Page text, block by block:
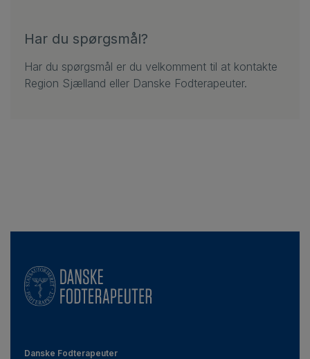
Har du spørgsmål?
Har du spørgsmål er du velkomment til at kontakte
Region Sjælland eller Danske Fodterapeuter.
Danske Fodterapeuter